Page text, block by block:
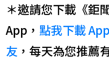
＊邀請您下載《鉅
App， 點我下載 App
友 ，每天為您推薦